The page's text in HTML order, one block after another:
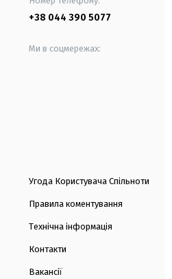
+38 044 390 5077
Ми в соцмережах:
Угода Користувача Спільноти
Правила коментування
Технічна інформація
Контакти
Вакансії